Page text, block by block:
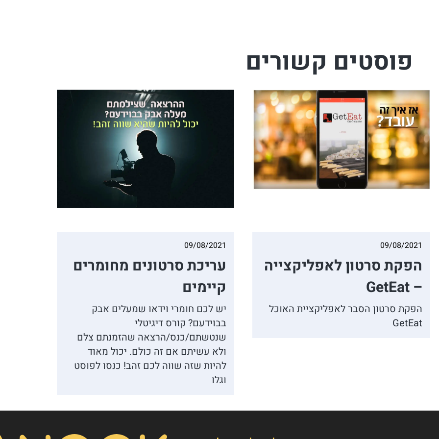
פוסטים קשורים
09/08/2021
הפקת סרטון לאפליקצייה
– GetEat
הפקת סרטון הסבר לאפליקציית האוכל
GetEat
09/08/2021
עריכת סרטונים מחומרים
קיימים
יש לכם חומרי וידאו שמעלים אבק
בבוידעם? קורס דיגיטלי
שנטשתם/כנס/הרצאה שהזמנתם צלם
ולא עשיתם אם זה כולם. יכול מאוד
להיות שזה שווה לכם זהב! כנסו לפוסט
וגלו